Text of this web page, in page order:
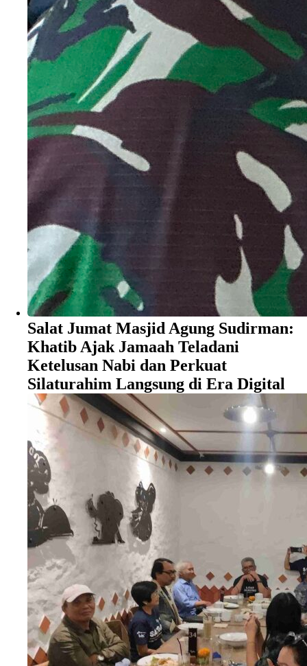
Salat Jumat Masjid Agung Sudirman:
Khatib Ajak Jamaah Teladani
Ketelusan Nabi dan Perkuat
Silaturahim Langsung di Era Digital